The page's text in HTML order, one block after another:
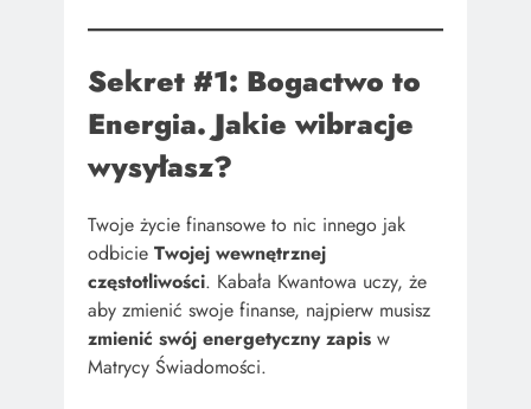
Sekret #1: Bogactwo to
Energia. Jakie wibracje
wysyłasz?
Twoje życie finansowe to nic innego jak
odbicie Twojej wewnętrznej
częstotliwości. Kabała Kwantowa uczy, że
aby zmienić swoje finanse, najpierw musisz
zmienić swój energetyczny zapis w
Matrycy Świadomości.